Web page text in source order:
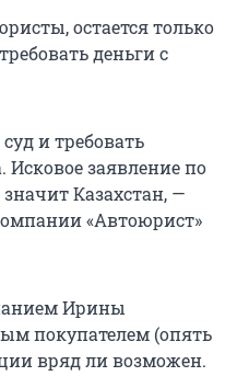
остается только
деньги с
и требовать
Исковое заявление по
Казахстан, —
«Автоюрист»
Ирины
покупателем (опять
вряд ли возможен.